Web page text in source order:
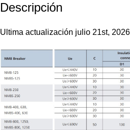
Descripción
Ultima actualización julio 21st,